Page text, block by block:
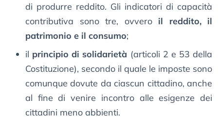
di produrre reddito. Gli indicatori di capacità
contributiva sono tre, ovvero il reddito, il
patrimonio e il consumo;
il principio di solidarietà (articoli 2 e 53 della
Costituzione), secondo il quale le imposte sono
comunque dovute da ciascun cittadino, anche
al fine di venire incontro alle esigenze dei
cittadini meno abbienti.